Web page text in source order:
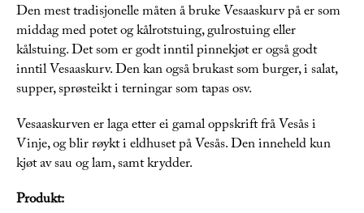
Den mest tradisjonelle måten å bruke Vesaaskurv på er som
middag med potet og kålrotstuing, gulrostuing eller
kålstuing. Det som er godt inntil pinnekjøt er også godt
inntil Vesaaskurv. Den kan også brukast som burger, i salat,
supper, sprøsteikt i terningar som tapas osv.
Vesaaskurven er laga etter ei gamal oppskrift frå Vesås i
Vinje, og blir røykt i eldhuset på Vesås. Den inneheld kun
kjøt av sau og lam, samt krydder.
Produkt: